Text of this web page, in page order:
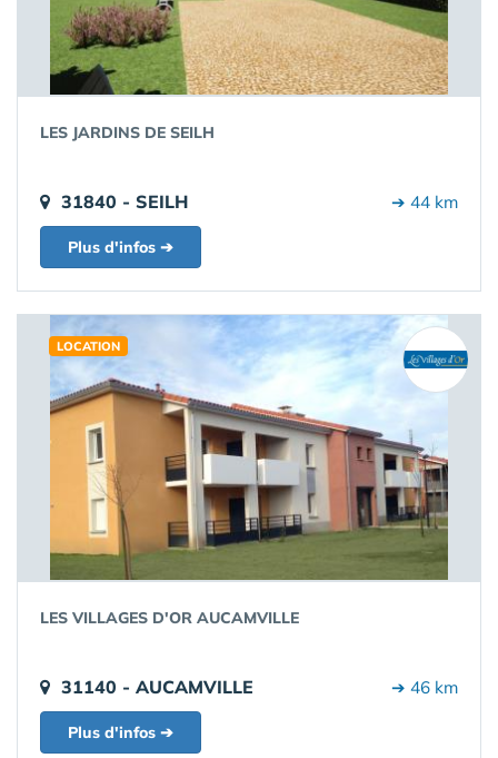
LES JARDINS DE SEILH
31840 - SEILH ➔ 44 km
Plus d'infos ➔
LOCATION
LES VILLAGES D'OR AUCAMVILLE
31140 - AUCAMVILLE ➔ 46 km
Plus d'infos ➔